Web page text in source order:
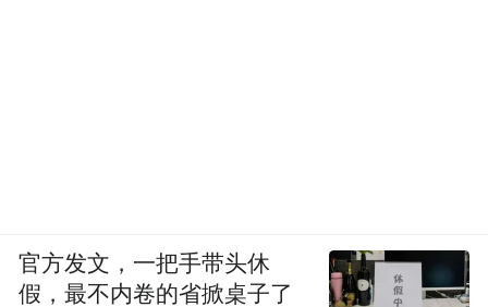
官方发文，一把手带头休
假，最不内卷的省掀桌子了